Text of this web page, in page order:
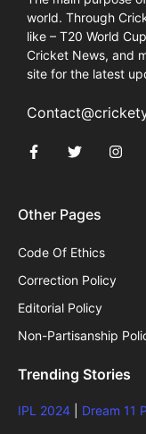
world. Through
like – T20 World
Cricket News, and
site for the latest
Other Pages
Code Of Ethics
Correction Policy
Editorial Policy
Non-Partisanship
Trending Stories
IPL 2024 Dream 11